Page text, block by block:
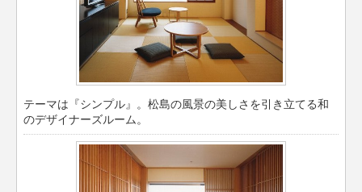
テーマは『シンプル』。松島の風景の美しさを引き立てる和
のデザイナーズルーム。